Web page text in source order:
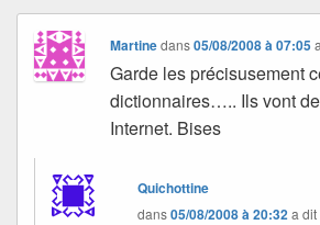
Martinedans05/08/2008 à 07:05
Garde les précisusement
dictionnaires….. Ils vont
Internet. Bises
Quichottine
dans05/08/2008 à 20:32a dit